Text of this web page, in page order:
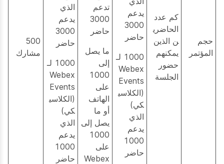
حجم
المؤتمر
كم عدد
الحاضري
ن الذين
يمكنهم
حضور
الجلسة
يدعم
3000
حاضر
1000 لـ
Webex
Events
(الكلاسي
كي)
الذي
يدعم
1000
حاضر
تدعم
3000
حاضر
ما يصل
إلى
1000
على
الهاتف
أو ما
يصل إلى
1000
على
Webex
الذي
يدعم
3000
حاضر
1000 لـ
Webex
Events
(الكلاسي
كي)
الذي
يدعم
1000
حاضر
500
مشارك